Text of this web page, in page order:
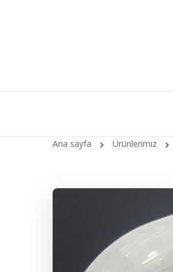
Ana sayfa Ürünlerimiz